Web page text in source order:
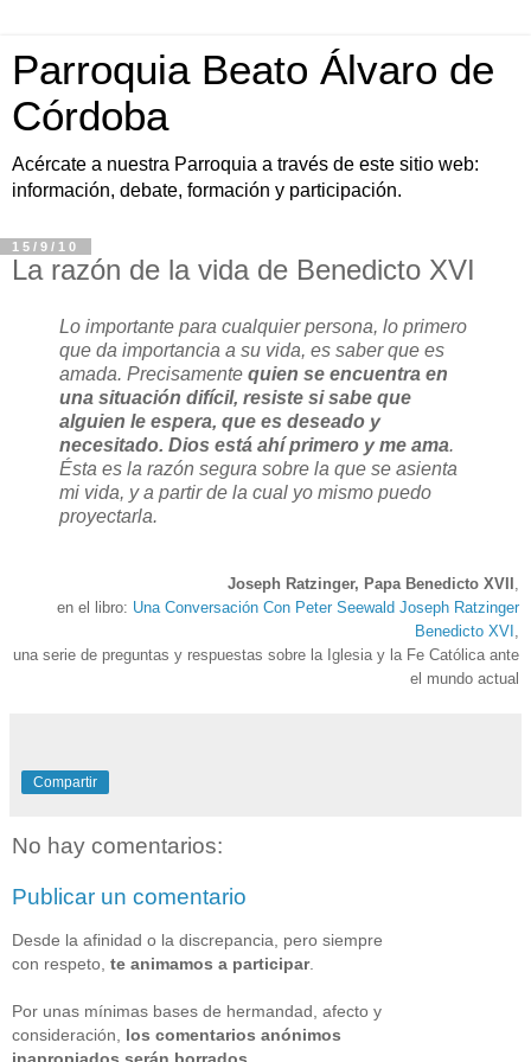
Parroquia Beato Álvaro de
Córdoba
Acércate a nuestra Parroquia a través de este sitio web:
información, debate, formación y participación.
15/9/10
La razón de la vida de Benedicto XVI
Lo importante para cualquier persona, lo primero
que da importancia a su vida, es saber que es
amada. Precisamente quien se encuentra en
una situación difícil, resiste si sabe que
alguien le espera, que es deseado y
necesitado. Dios está ahí primero y me ama.
Ésta es la razón segura sobre la que se asienta
mi vida, y a partir de la cual yo mismo puedo
proyectarla.
Joseph Ratzinger, Papa Benedicto XVII
en el libro: Una Conversación Con Peter Seewald Joseph Ratzinger
Benedicto XVI
una serie de preguntas y respuestas sobre la Iglesia y la Fe Católica ante
el mundo actual
Compartir
No hay comentarios:
Publicar un comentario
Desde la afinidad o la discrepancia, pero siempre
con respeto, te animamos a participar.
Por unas mínimas bases de hermandad, afecto y
consideración, los comentarios anónimos
inapropiados serán borrados